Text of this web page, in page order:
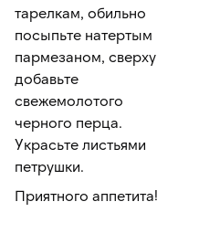
тарелкам, обильно
посыпьте натертым
пармезаном, сверху
добавьте
свежемолотого
черного перца.
Украсьте листьями
петрушки.
Приятного аппетита!